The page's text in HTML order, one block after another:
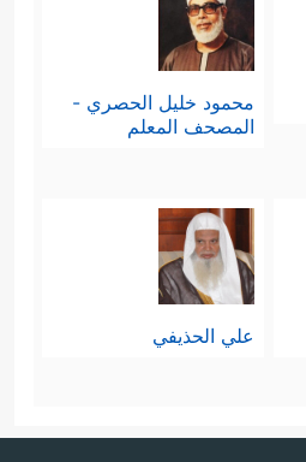
محمود خليل الحصري -
المصحف المعلم
علي الحذيفي